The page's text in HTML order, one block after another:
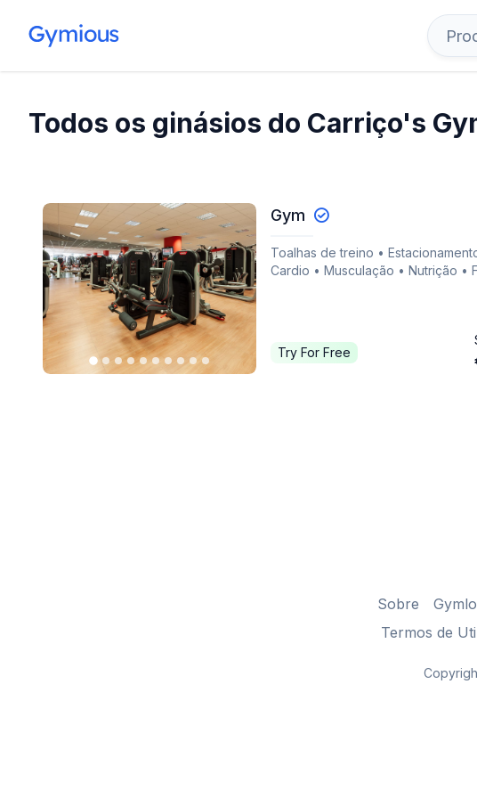
Todos os ginásios do Carriço's
Gym
Toalhas de treino •
Cardio • Musculação • Nutrição •
Try For Free
Sobre
Termos de